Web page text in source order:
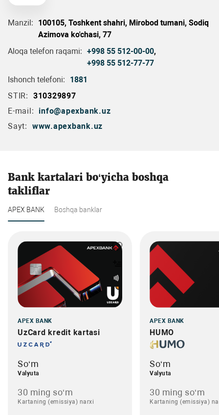
Manzil:
100105, Toshkent shahri, Mirobod tumani, Sodiq
Azimova ko'chasi, 77
Aloqa telefon raqami: +998 55 512-00-00,
+998 55 512-77-77
Ishonch telefoni:
1881
STIR:
310329897
E-mail:
info@apexbank.uz
Sayt:
www.apexbank.uz
Bank kartalari bo‘yicha boshqa
takliflar
APEX BANK Boshqa banklar
APEX BANK
UzCard kredit kartasi
So‘m
Valyuta
30 ming so‘m
Kartaning (emissiya) narxi
APEX BANK
HUMO
So‘m
Valyuta
30 ming so‘m
Kartaning (emissiya)